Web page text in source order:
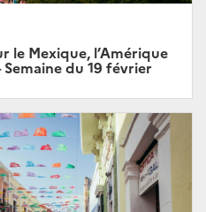
le Mexique, l’Amérique
du 19 février